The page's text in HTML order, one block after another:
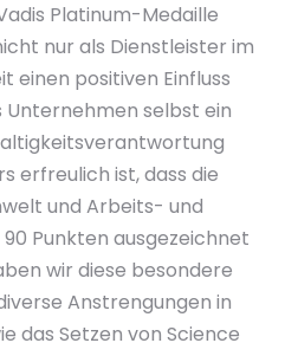
Platinum-Medaille
nur als Dienstleister im
einen positiven Einfluss
Unternehmen selbst ein
erfreulich ist, dass die
und Arbeits- und
Punkten ausgezeichnet
wir diese besondere
Anstrengungen in
das Setzen von Science